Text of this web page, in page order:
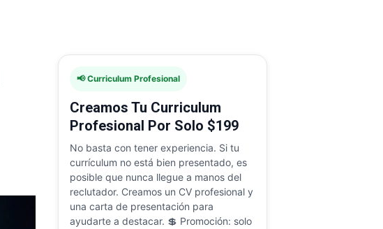
📢 Curriculum Profesional
Creamos Tu Curriculum
Profesional Por Solo $199
No basta con tener experiencia. Si tu
currículum no está bien presentado, es
posible que nunca llegue a manos del
reclutador. Creamos un CV profesional y
una carta de presentación para
ayudarte a destacar. 💲 Promoción: solo